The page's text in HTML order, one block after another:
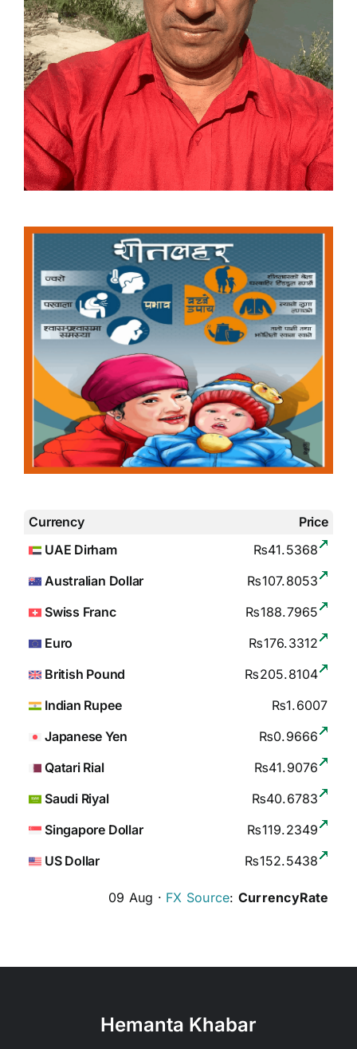
Currency
Price
UAE Dirham
₨41.5368
Australian Dollar
₨107.8053
Swiss Franc
₨188.7965
Euro
₨176.3312
British Pound
₨205.8104
Indian Rupee
₨1.6007
Japanese Yen
₨0.9666
Qatari Rial
₨41.9076
Saudi Riyal
₨40.6783
Singapore Dollar
₨119.2349
US Dollar
₨152.5438
09 Aug · FX Source: CurrencyRate
Hemanta Khabar